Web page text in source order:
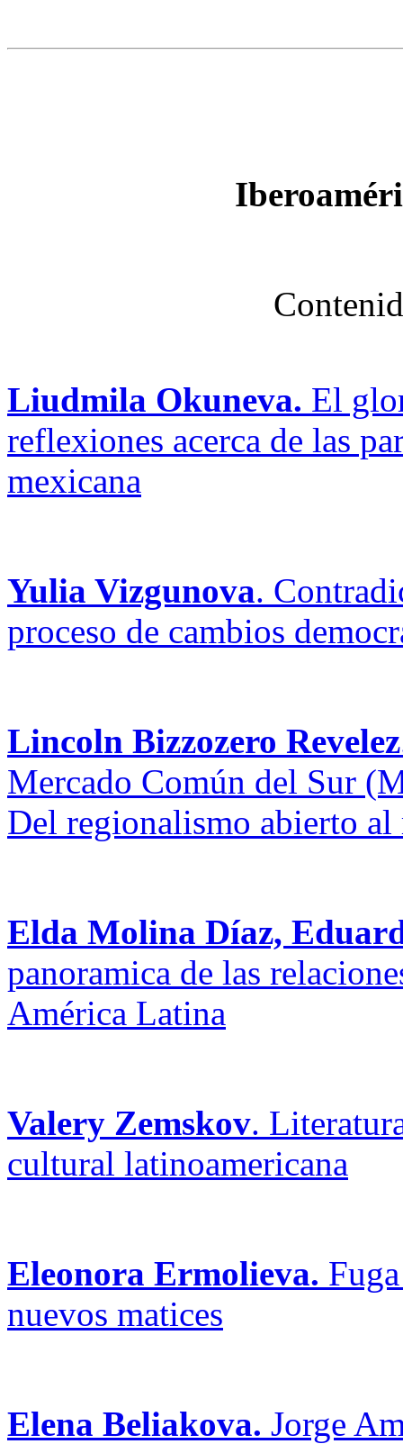
Liudmila Okuneva. El
reflexiones acerca de las
mexicana
Yulia Vizgunova.
proceso de cambios
Lincoln Bizzozero Revelez
Mercado Común del Sur
Del regionalismo abierto
Elda Molina Díaz,
panoramica de las
América Latina
Valery Zemskov.
cultural latinoamericana
Eleonora Ermolieva.
nuevos matices
Elena Beliakova. Jorge